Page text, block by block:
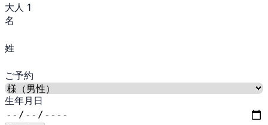
大人 1
名
姓
ご予約
生年月日